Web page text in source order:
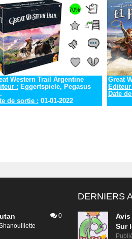
70%
Western Trail Argentine
: Eggertspiele, Pegasus
de sortie : 01-01-2022
Great
Editeur
Date
0
DERNIERS
Avis
Sur